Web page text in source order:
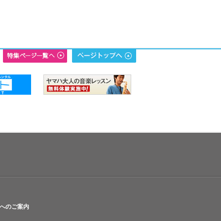
のご案内